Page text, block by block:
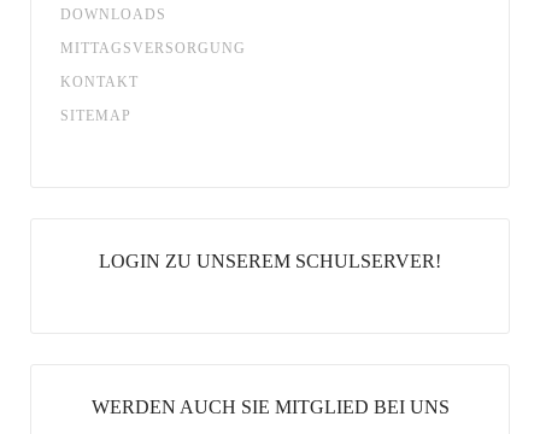
DOWNLOADS
MITTAGSVERSORGUNG
KONTAKT
SITEMAP
LOGIN ZU UNSEREM SCHULSERVER!
WERDEN AUCH SIE MITGLIED BEI UNS